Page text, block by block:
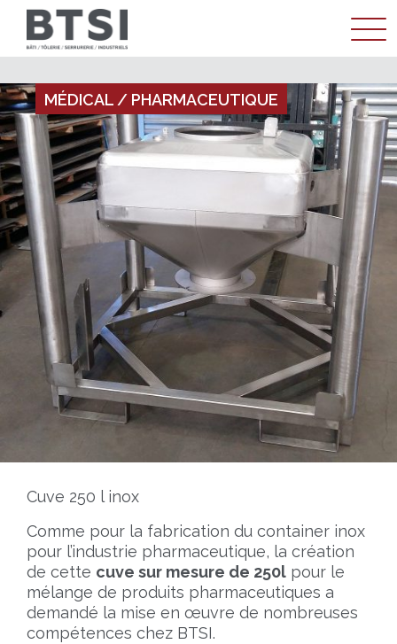
MÉTIER
RÉALISATIONS
ACTUALITÉS
MÉDICAL / PHARMACEUTIQUE
Cuve 250 l inox
Comme pour la fabrication du container inox
pour l’industrie pharmaceutique, la création
de cette cuve sur mesure de 250l pour le
mélange de produits pharmaceutiques a
demandé la mise en œuvre de nombreuses
compétences chez BTSI.